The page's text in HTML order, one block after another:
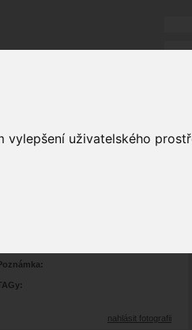
uživatelského
nahlásit fotografii